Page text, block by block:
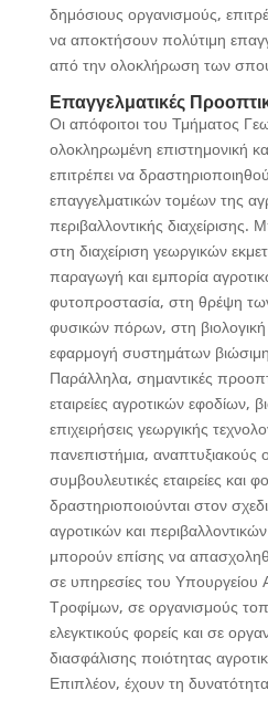
δημόσιους οργανισμούς,
να αποκτήσουν πολύτιμη
από την ολοκλήρωση των
Επαγγελματικές
Οι απόφοιτοι του Τμήματος
ολοκληρωμένη επιστημονική
επιτρέπει να
επαγγελματικών τομέων της
περιβαλλοντικής
στη διαχείριση γεωργικών
παραγωγή και εμπορία
φυτοπροστασία, στη θρέψη
φυσικών πόρων, στη βιολογική
εφαρμογή συστημάτων
Παράλληλα, σημαντικές
εταιρείες αγροτικών εφοδίων,
επιχειρήσεις γεωργικής
πανεπιστήμια, αναπτυξιακούς
συμβουλευτικές εταιρείες και
δραστηριοποιούνται στον
αγροτικών και
μπορούν επίσης να
σε υπηρεσίες του Υπουργείου
Τροφίμων, σε οργανισμούς
ελεγκτικούς φορείς και σε
διασφάλισης ποιότητας
Επιπλέον, έχουν τη